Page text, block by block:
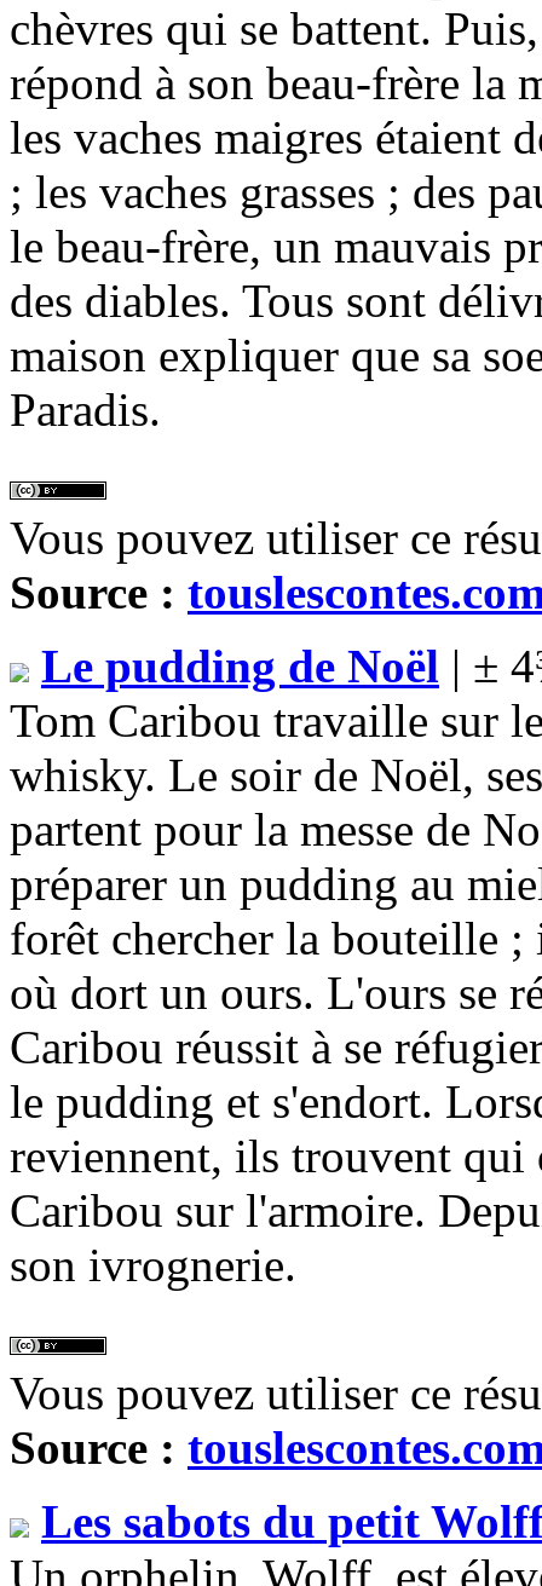
chèvres qui se battent.
répond à son beau-frère la
les vaches maigres étaient
; les vaches grasses ; des
le beau-frère, un mauvais
des diables. Tous sont
maison expliquer que sa
Paradis.
Vous pouvez utiliser ce
Source :
Le pudding de Noël | ±
Tom Caribou travaille sur
whisky. Le soir de Noël,
partent pour la messe de
préparer un pudding au
forêt chercher la bouteille ;
où dort un ours. L'ours se
Caribou réussit à se
le pudding et s'endort.
reviennent, ils trouvent qui
Caribou sur l'armoire.
son ivrognerie.
Vous pouvez utiliser ce
Source :
Les sabots du petit